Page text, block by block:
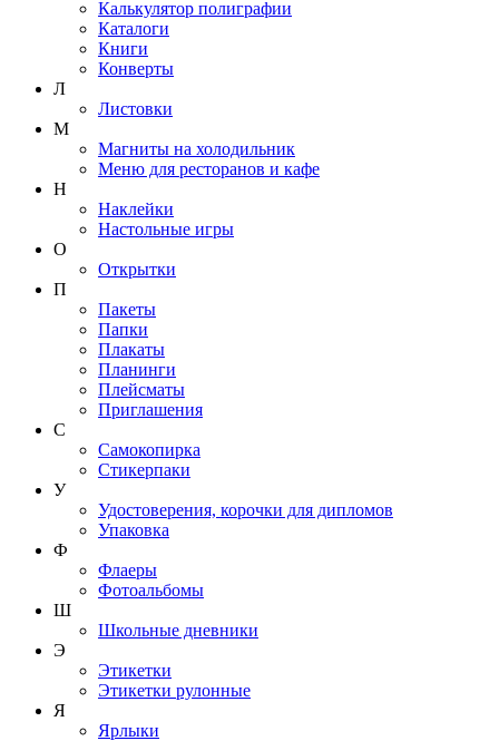
Калькулятор полиграфии
Каталоги
Книги
Конверты
Л
Листовки
М
Магниты на холодильник
Меню для ресторанов и кафе
Н
Наклейки
Настольные игры
О
Открытки
П
Пакеты
Папки
Плакаты
Планинги
Плейсматы
Приглашения
С
Самокопирка
Стикерпаки
У
Удостоверения, корочки для дипломов
Упаковка
Ф
Флаеры
Фотоальбомы
Ш
Школьные дневники
Э
Этикетки
Этикетки рулонные
Я
Ярлыки